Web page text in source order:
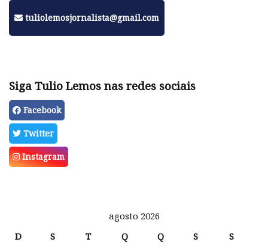
tuliolemosjornalista@gmail.com
Siga Tulio Lemos nas redes sociais
Facebook
Twitter
Instagram
agosto 2026
D
S T Q Q S S